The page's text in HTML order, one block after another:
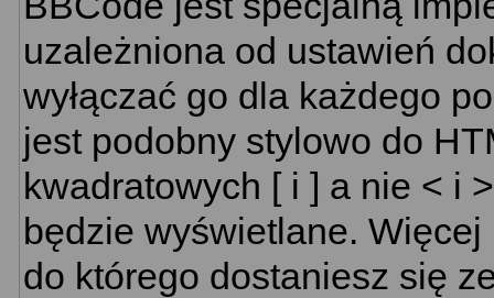
uzależniona od ustawień
wyłączać go dla każdego
jest podobny stylowo do
kwadratowych [ i ] a nie < i
będzie wyświetlane.
do którego dostaniesz się